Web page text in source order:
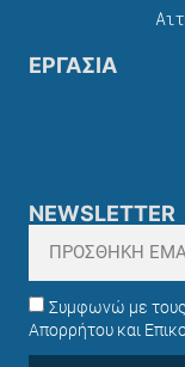
ΕΡΓΑΣΙΑ
NEWSLETTER
Συμφωνώ με
Απορρήτου και